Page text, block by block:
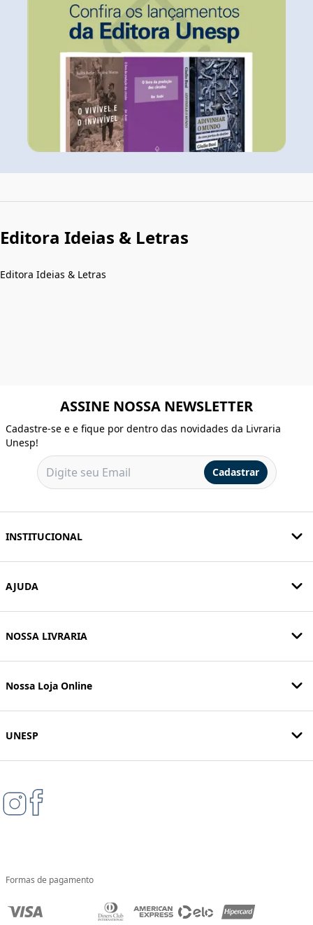
Editora Ideias & Letras
Editora Ideias & Letras
ASSINE NOSSA NEWSLETTER
Cadastre-se e e fique por dentro das novidades da Livraria
Unesp!
Cadastrar
INSTITUCIONAL
AJUDA
NOSSA LIVRARIA
Nossa Loja Online
UNESP
Formas de pagamento